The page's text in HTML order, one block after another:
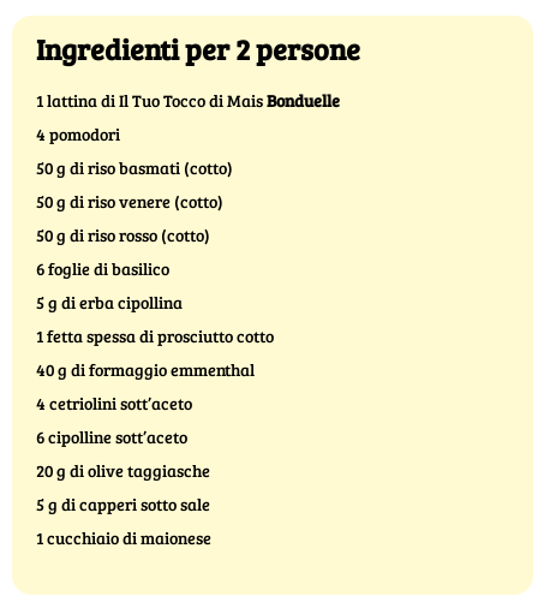
Ingredienti per 2 persone
1 lattina di Il Tuo Tocco di MaisBonduelle
4 pomodori
50 g di riso basmati (cotto)
50 g di riso venere (cotto)
50 g di riso rosso (cotto)
6 foglie di basilico
5 g di erba cipollina
1 fetta spessa di prosciutto cotto
40 g di formaggio emmenthal
4 cetriolini sott’aceto
6 cipolline sott’aceto
20 g di olive taggiasche
5 g di capperi sotto sale
1 cucchiaio di maionese